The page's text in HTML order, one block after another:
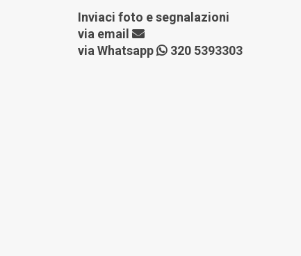
Inviaci foto e segnalazioni
via email
via Whatsapp
320 5393303